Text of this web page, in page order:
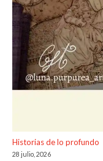
Historias de lo profundo
28 julio, 2026